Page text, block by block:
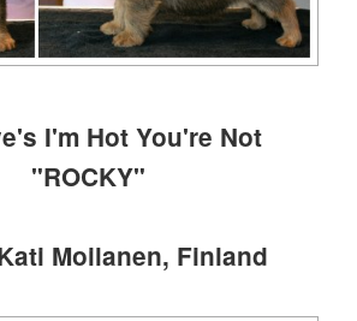
I'm Hot You're Not
"ROCKY"
Moilanen, Finland